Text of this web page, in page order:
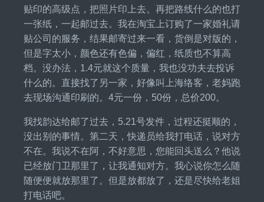
贴印的高级点，把照片印上去。再把路线什么的也打
一张纸，一起邮过去。我在淘宝上订购了一家婚礼请
贴公司的服务，结果邮寄过来一看，货倒是对版的，
但是字太小，颜色还有色偏，偏红，纸质也不算高
档。没办法，1.4元就这个质量，我也没功夫去投诉
什么的。直接找了另一家，好像叫上海络客，老妈跑
去现场沟通印刷的。4元一份，50份，总价200。
我找韵达给邮了过去，5.21号发件，过程还挺顺的，
没出别的事情。第二天，快递员给我打电话，说对方
不在。我说不在阿，不好意思，您能回头送么？他说
已经放门卫那里了，让我通知对方。我心说你怎么随
随便便就放那里了。但是放都放了，还是尽快给老姐
打电话吧。